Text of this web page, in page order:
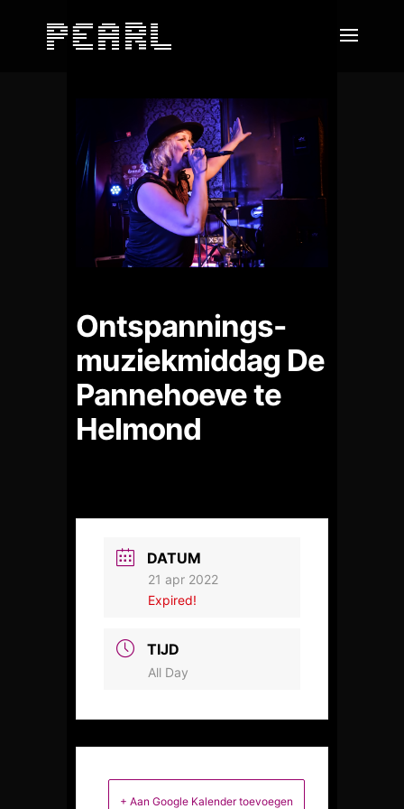
Ontspannings-
muziekmiddag De
Pannehoeve te
Helmond
DATUM
21 apr 2022
Expired!
TIJD
All Day
+ Aan Google Kalender toevoegen